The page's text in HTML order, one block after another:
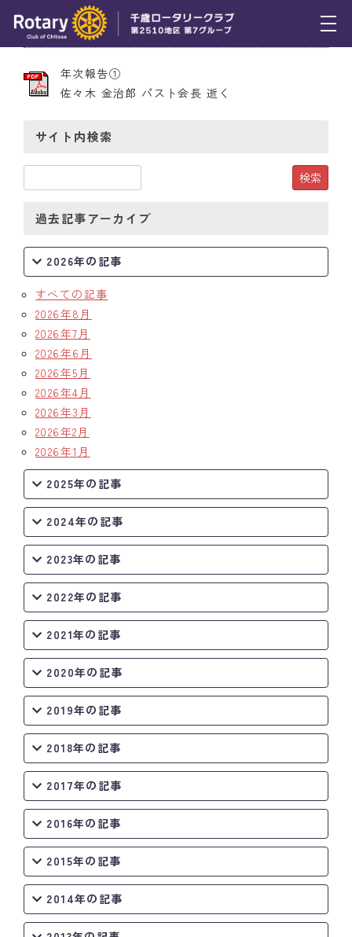
トピックス
例会報告
活動報告
理事会報告
木曜会
組織図
クラブのあゆみ
クラブの歴史
歴代会長・幹事
記念誌
案内
例会場・事務局の案内
リンク集
情報公開
入会のご案内
2015年6月18日 第2250号
年次報告①
佐々木 金治郎 パスト会長 逝く
サイト内検索
過去記事アーカイブ
2026年の記事
すべての記事
2026年8月
2026年7月
2026年6月
2026年5月
2026年4月
2026年3月
2026年2月
2026年1月
2025年の記事
2024年の記事
2023年の記事
2022年の記事
2021年の記事
2020年の記事
2019年の記事
2018年の記事
2017年の記事
2016年の記事
2015年の記事
2014年の記事